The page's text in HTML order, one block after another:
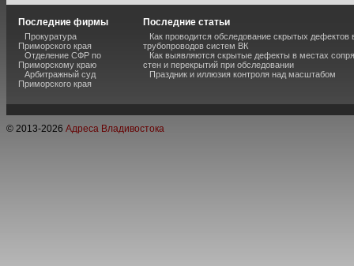
Последние фирмы
Прокуратура
Приморского края
Отделение СФР по
Приморскому краю
Арбитражный суд
Приморского края
Последние статьи
Как проводится обследование скрытых дефектов
трубопроводов систем ВК
Как выявляются скрытые дефекты в местах
стен и перекрытий при обследовании
Праздник и иллюзия контроля над масштабом
© 2013-2026 Адреса Владивостока